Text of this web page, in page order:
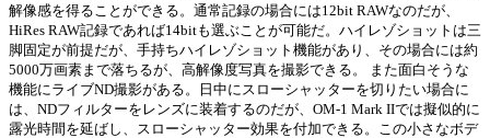
解像感を得ることができる。通常記録の場合には12bit RAWなのだが、
HiRes RAW記録であれば14bitも選ぶことが可能だ。ハイレゾショットは三
脚固定が前提だが、手持ちハイレゾショット機能があり、その場合には約
5000万画素まで落ちるが、高解像度写真を撮影できる。 また面白そうな
機能にライブND撮影がある。日中にスローシャッターを切りたい場合に
は、NDフィルターをレンズに装着するのだが、OM-1 Mark IIでは擬似的に
露光時間を延ばし、スローシャッター効果を付加できる。この小さなボデ